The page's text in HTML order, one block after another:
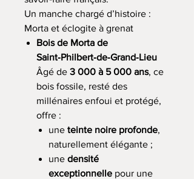
Un manche chargé d’histoire :
Morta et éclogite à grenat
Bois de Morta de
Saint‑Philbert‑de‑Grand‑Lieu
Âgé de 3 000 à 5 000 ans, ce
bois fossile, resté des
millénaires enfoui et protégé,
offre :
une teinte noire profonde,
naturellement élégante ;
une densité
exceptionnelle pour une